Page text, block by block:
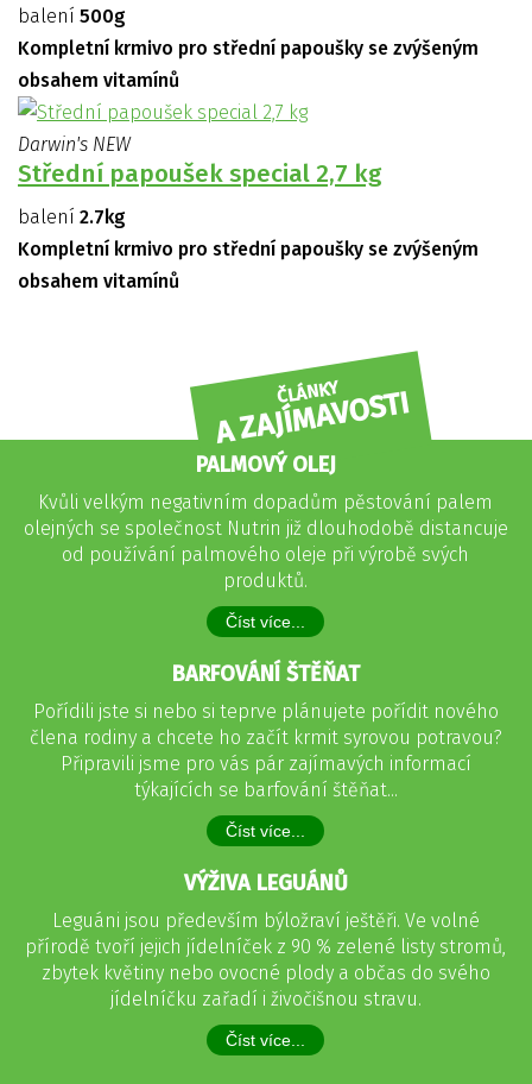
balení 500g
Kompletní krmivo pro střední papoušky se zvýšeným
obsahem vitamínů
Darwin's NEW
Střední papoušek special 2,7 kg
balení 2.7kg
Kompletní krmivo pro střední papoušky se zvýšeným
obsahem vitamínů
ČLÁNKY
A ZAJÍMAVOSTI
PALMOVÝ OLEJ
Kvůli velkým negativním dopadům pěstování palem
olejných se společnost Nutrin již dlouhodobě distancuje
od používání palmového oleje při výrobě svých
produktů.
Číst více...
BARFOVÁNÍ ŠTĚŇAT
Pořídili jste si nebo si teprve plánujete pořídit nového
člena rodiny a chcete ho začít krmit syrovou potravou?
Připravili jsme pro vás pár zajímavých informací
týkajících se barfování štěňat...
Číst více...
VÝŽIVA LEGUÁNŮ
Leguáni jsou především býložraví ještěři. Ve volné
přírodě tvoří jejich jídelníček z 90 % zelené listy stromů,
zbytek květiny nebo ovocné plody a občas do svého
jídelníčku zařadí i živočišnou stravu.
Číst více...